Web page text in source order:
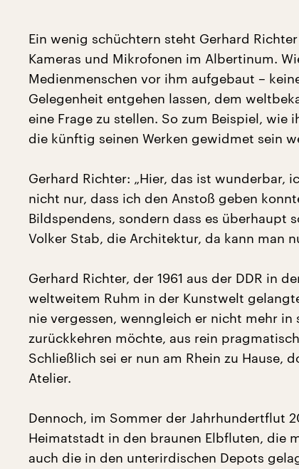
Ein wenig schüchtern steht Gerhard
Kameras und Mikrofonen im Albertinum.
Medienmenschen vor ihm aufgebaut –
Gelegenheit entgehen lassen, dem
eine Frage zu stellen. So zum Beispiel, wie
die künftig seinen Werken gewidmet sein
Gerhard Richter: „Hier, das ist wunderbar,
nicht nur, dass ich den Anstoß geben
Bildspendens, sondern dass es überhaupt
Volker Stab, die Architektur, da kann man
Gerhard Richter, der 1961 aus der DDR in
weltweitem Ruhm in der Kunstwelt
nie vergessen, wenngleich er nicht mehr in
zurückkehren möchte, aus rein
Schließlich sei er nun am Rhein zu Hause,
Atelier.
Dennoch, im Sommer der Jahrhundertflut
Heimatstadt in den braunen Elbfluten, die
auch die in den unterirdischen Depots